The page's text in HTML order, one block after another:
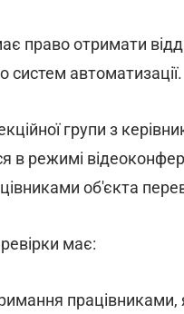
право отримати
систем автоматизації.
групи з
в режимі
об'єкта
має:
працівниками,